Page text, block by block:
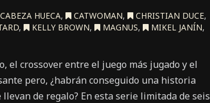
CABEZA HUECA, CATWOMAN, CHRISTIAN DUCE,
, KELLY BROWN, MAGNUS, MIKEL JANÍN,
el crossover entre el juego más jugado y el
pero, ¿habrán conseguido una historia
de regalo? En esta serie limitada de seis